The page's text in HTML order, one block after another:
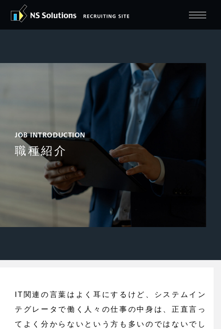
JOB INTRODUCTION
職種紹介
IT関連の言葉はよく耳にするけど、システムイン
テグレータで働く人々の仕事の中身は、正直言っ
てよく分からないという方も多いのではないでし